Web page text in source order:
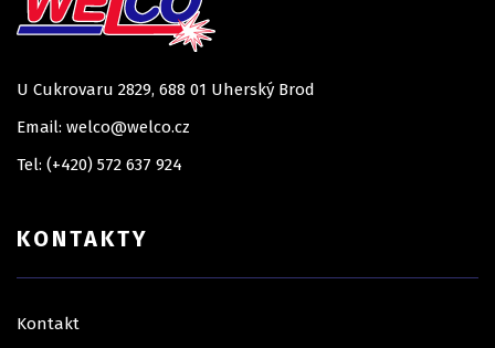
U Cukrovaru 2829, 688 01 Uherský Brod
Email: welco@welco.cz
Tel: (+420) 572 637 924
KONTAKTY
Kontakt